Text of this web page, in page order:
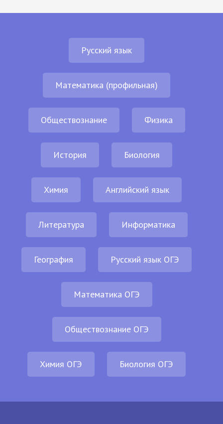
Русский язык
Математика (профильная)
Обществознание Физика
История Биология
Химия Английский язык
Литература Информатика
География Русский язык ОГЭ
Математика ОГЭ
Обществознание ОГЭ
Химия ОГЭ Биология ОГЭ